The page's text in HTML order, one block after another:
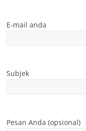
E-mail anda
Subjek
Pesan Anda (opsional)